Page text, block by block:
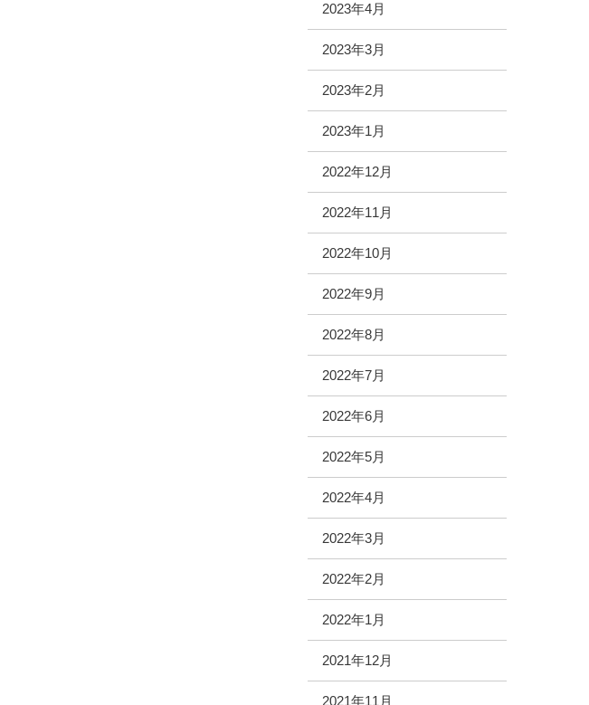
2023年4月
2023年3月
2023年2月
2023年1月
2022年12月
2022年11月
2022年10月
2022年9月
2022年8月
2022年7月
2022年6月
2022年5月
2022年4月
2022年3月
2022年2月
2022年1月
2021年12月
2021年11月